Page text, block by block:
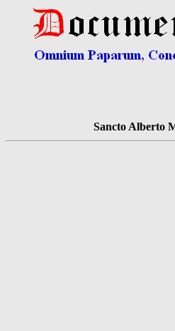
Sancto Alberto